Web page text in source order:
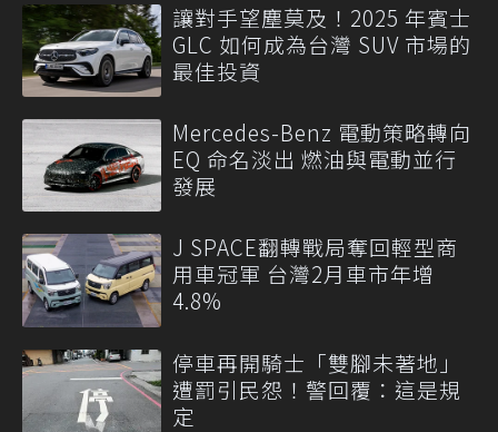
讓對手望塵莫及！2025 年賓士
GLC 如何成為台灣 SUV 市場的
最佳投資
Mercedes-Benz 電動策略轉向
EQ 命名淡出 燃油與電動並行
發展
J SPACE翻轉戰局奪回輕型商
用車冠軍 台灣2月車市年增
4.8%
停車再開騎士「雙腳未著地」
遭罰引民怨！警回覆：這是規
定